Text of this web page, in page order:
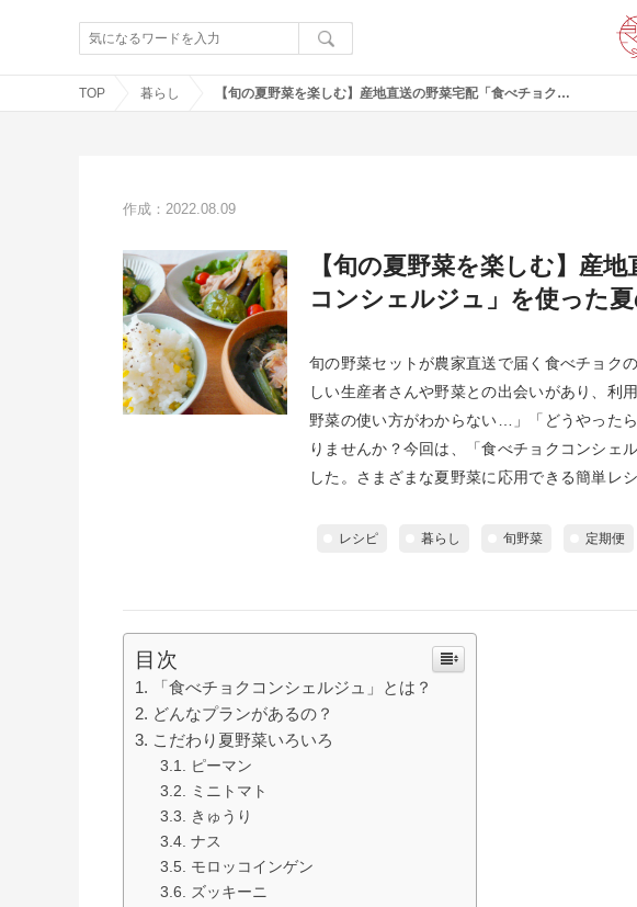
TOP 暮らし 【旬の夏野菜を楽しむ】産地直送の野菜宅配「食べチョクコンシェルジュ」を使った夏の献立
作成：2022.08.09
【旬の夏野菜を楽しむ】産
コンシェルジュ」を使った
旬の野菜セットが農家直送で届く食べチョク
しい生産者さんや野菜との出会いがあり、利
野菜の使い方がわからない…」「どうやった
りませんか？今回は、「食べチョクコンシェ
した。さまざまな夏野菜に応用できる簡単レ
レシピ 暮らし 旬野菜 定期便
目次
「食べチョクコンシェルジュ」とは？
どんなプランがあるの？
こだわり夏野菜いろいろ
ピーマン
ミニトマト
きゅうり
ナス
モロッコインゲン
ズッキーニ